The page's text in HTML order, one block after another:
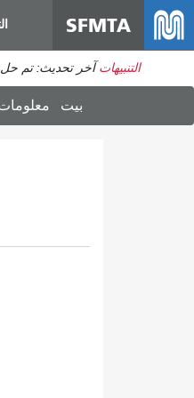
SFMTA
التنبيهات آخر تحديث: تم حل
بيت